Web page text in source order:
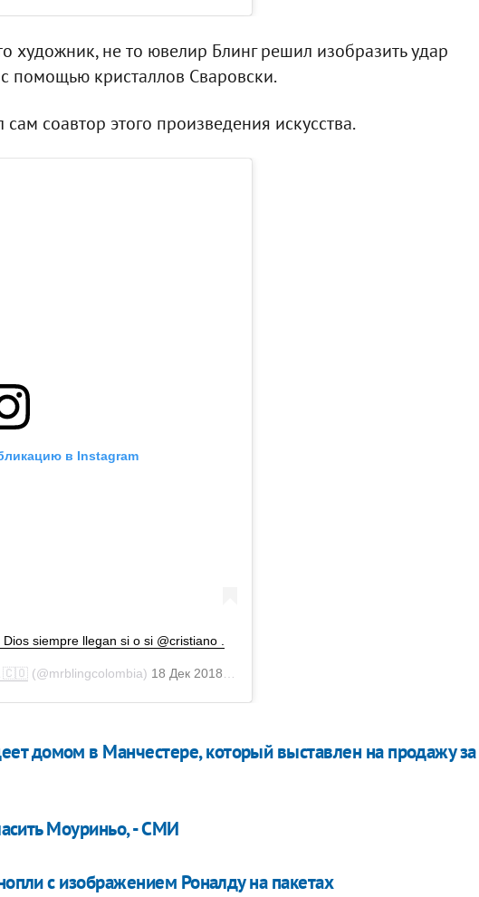
художник, не то ювелир Блинг решил изобразить удар
помощью кристаллов Сваровски.
соавтор этого произведения искусства.
в Instagram
siempre llegan si o si @cristiano .
🇨🇴(@mrblingcolombia) 18 Дек 2018 в 12:04 PST
домом в Манчестере, который выставлен на продажу за
Моуриньо, - СМИ
с изображением Роналду на пакетах